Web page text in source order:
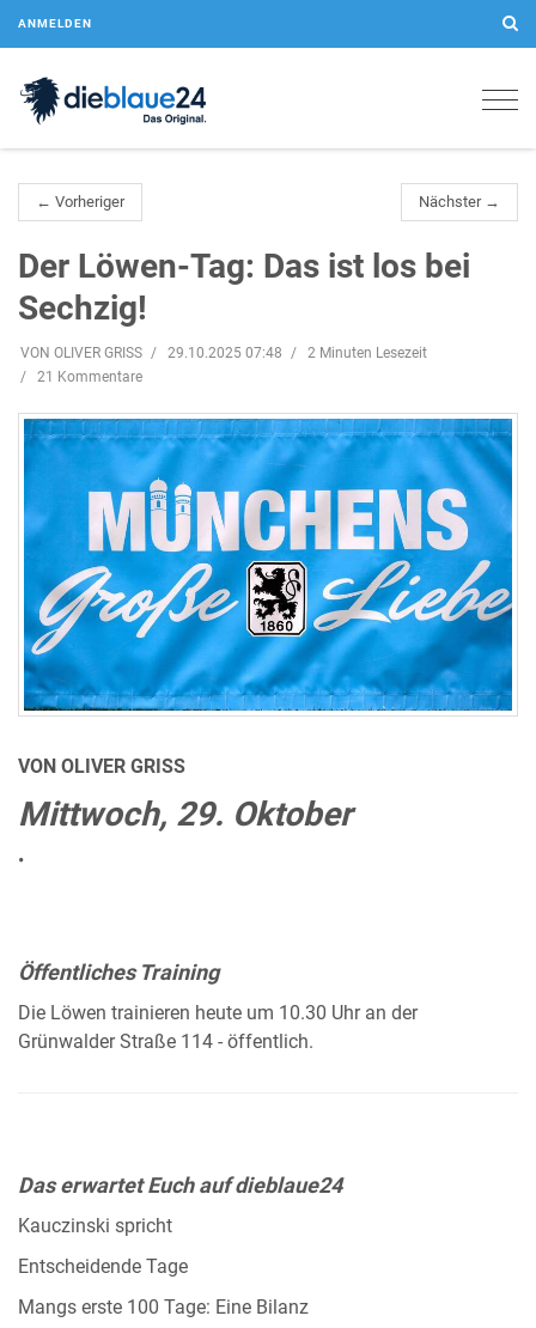
ANMELDEN
← Vorheriger Nächster →
Der Löwen-Tag: Das ist los bei
Sechzig!
VON OLIVER GRISS 29.10.2025 07:48
2 Minuten Lesezeit
21 Kommentare
VON OLIVER GRISS
Mittwoch, 29. Oktober
•
Öffentliches Training
Die Löwen trainieren heute um 10.30 Uhr an der
Grünwalder Straße 114 - öffentlich.
Das erwartet Euch auf dieblaue24
Kauczinski spricht
Entscheidende Tage
Mangs erste 100 Tage: Eine Bilanz